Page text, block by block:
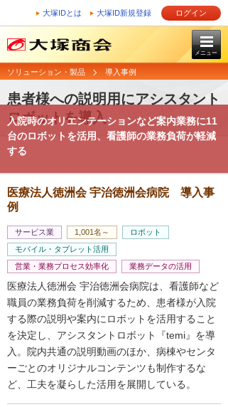
大塚IDとは 大塚ID新規登録 ログイン
メニュー
ソリューション・製品 導入事例
患者様への説明用にアシスタント
ロボットを導入
入院時のオリエンテーションなど案内業務に11
台のロボットを活用、看護師の業務負荷が軽減
する
医療法人徳洲会 宇治徳洲会病院 導入事
例
サービス業 1,001名～
ロボット
モバイル・タブレット活用
営業・業務プロセス効率化
業務データの活用
医療法人徳洲会 宇治徳洲会病院は、看護師など
職員の業務負荷を削減するため、患者様が入院
する際の説明や案内にロボットを活用すること
を決定し、アシスタントロボット『temi』を導
入。院内共通の説明動画のほか、病棟やセンタ
ーごとのオリジナルコンテンツも制作するな
ど、工夫を凝らした活用を展開している。